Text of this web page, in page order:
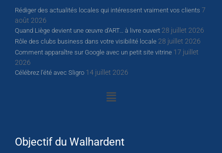
Rédiger des actualités locales qui intéressent vraiment vos clients 7
août 2026
Quand Liège devient une œuvre d’ART… à livre ouvert 28 juillet 2026
Rôle des clubs business dans votre visibilité locale 28 juillet 2026
Comment apparaître sur Google avec un petit site vitrine 17 juillet
2026
Célébrez l’été avec Sligro 14 juillet 2026
Objectif du Walhardent